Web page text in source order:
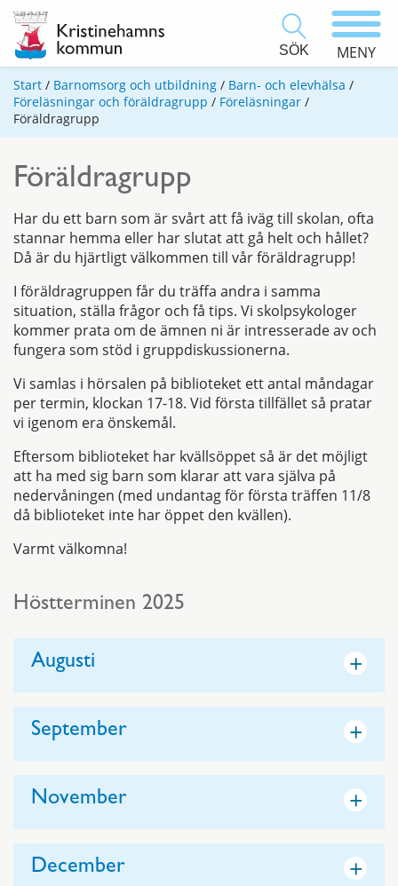
SÖK MENY
Start / Barnomsorg och utbildning / Barn- och elevhälsa /
Föreläsningar och föräldragrupp / Föreläsningar /
Föräldragrupp
Föräldragrupp
Har du ett barn som är svårt att få iväg till skolan, ofta
stannar hemma eller har slutat att gå helt och hållet?
Då är du hjärtligt välkommen till vår föräldragrupp!
I föräldragruppen får du träffa andra i samma
situation, ställa frågor och få tips. Vi skolpsykologer
kommer prata om de ämnen ni är intresserade av och
fungera som stöd i gruppdiskussionerna.
Vi samlas i hörsalen på biblioteket ett antal måndagar
per termin, klockan 17-18. Vid första tillfället så pratar
vi igenom era önskemål.
Eftersom biblioteket har kvällsöppet så är det möjligt
att ha med sig barn som klarar att vara själva på
nedervåningen (med undantag för första träffen 11/8
då biblioteket inte har öppet den kvällen).
Varmt välkomna!
Höstterminen 2025
Augusti +
September +
November +
December +